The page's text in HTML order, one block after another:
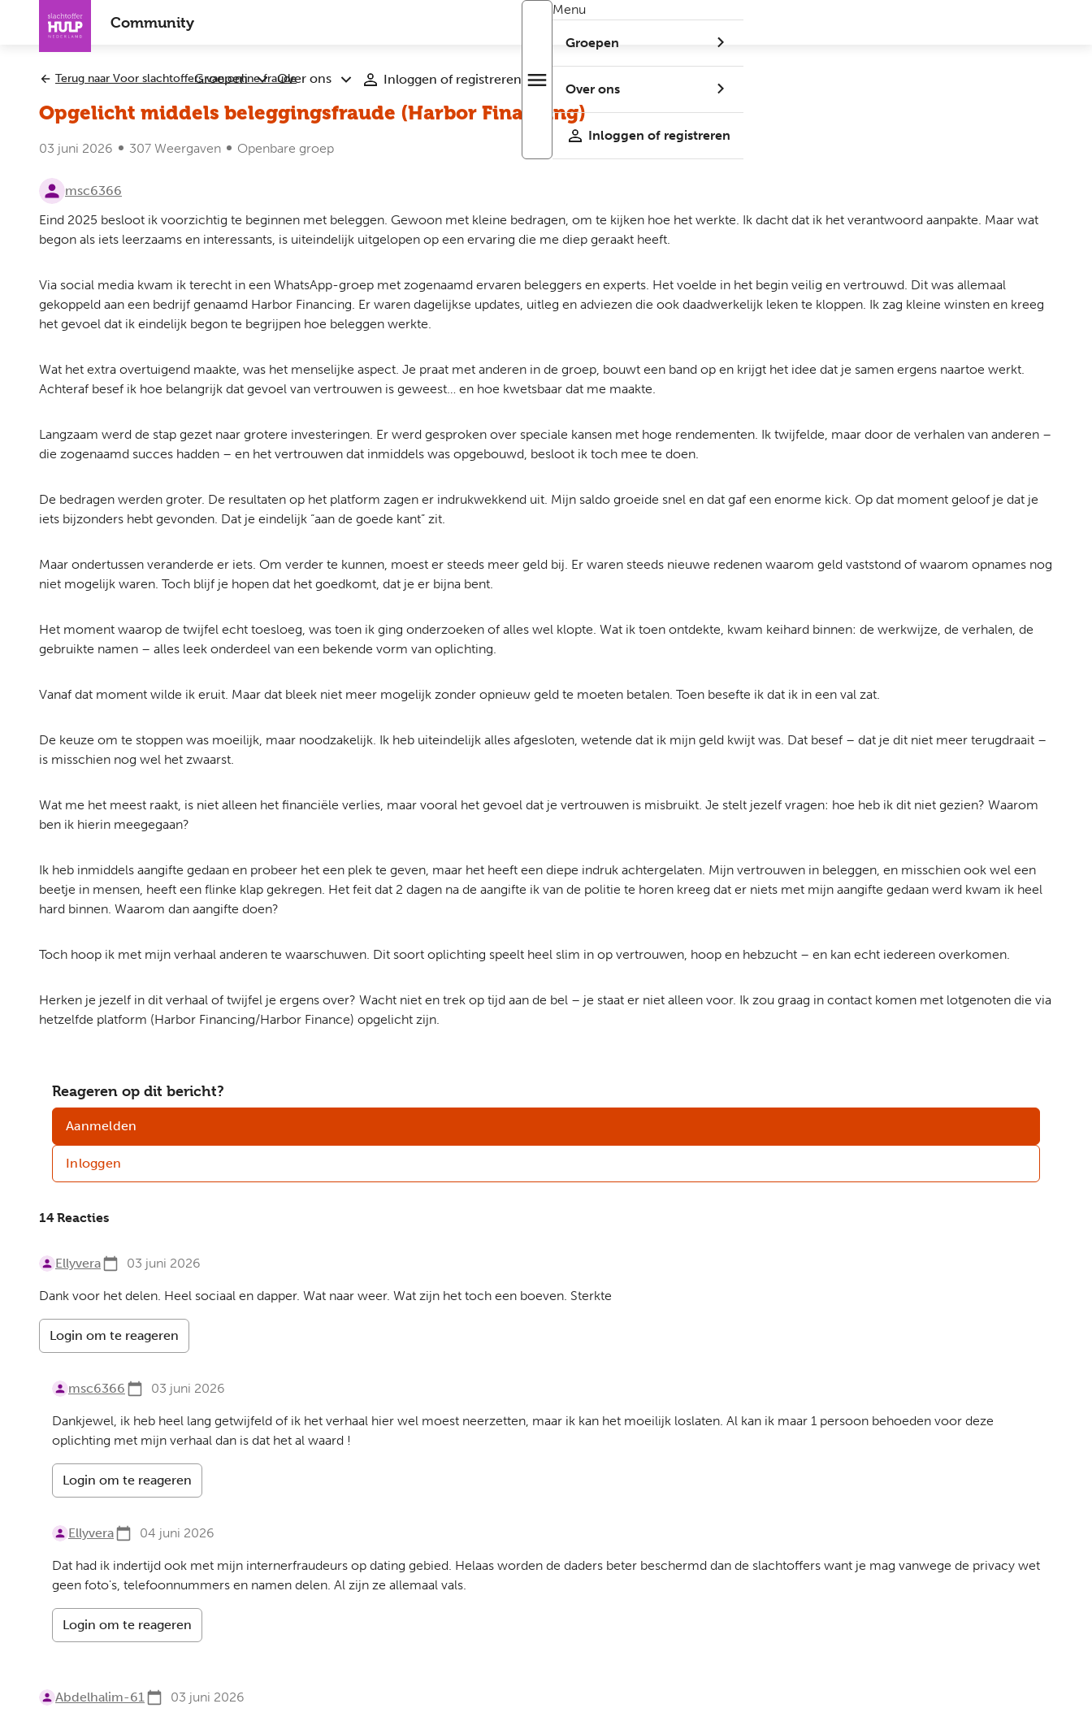
Overslaan
Community
Groepen Submenu
Over ons
Submenu
ons
Inloggen of registreren Open
Menu
Groepen
Groepen
Over ons
Over
Inloggen of registreren
Terug naar Voor slachtoffers van online fraude
Opgelicht middels beleggingsfraude (Harbor Financing)
03 juni 2026 307 Weergaven Openbare groep
msc6366
Eind 2025 besloot ik voorzichtig te beginnen met beleggen. Gewoon met kleine bedragen, om te kijken hoe het werkte. Ik dacht dat ik het verantwoord aanpakte. Maar wat
begon als iets leerzaams en interessants, is uiteindelijk uitgelopen op een ervaring die me diep geraakt heeft.
Via social media kwam ik terecht in een WhatsApp-groep met zogenaamd ervaren beleggers en experts. Het voelde in het begin veilig en vertrouwd. Dit was allemaal
gekoppeld aan een bedrijf genaamd Harbor Financing. Er waren dagelijkse updates, uitleg en adviezen die ook daadwerkelijk leken te kloppen. Ik zag kleine winsten en kreeg
het gevoel dat ik eindelijk begon te begrijpen hoe beleggen werkte.
Wat het extra overtuigend maakte, was het menselijke aspect. Je praat met anderen in de groep, bouwt een band op en krijgt het idee dat je samen ergens naartoe werkt.
Achteraf besef ik hoe belangrijk dat gevoel van vertrouwen is geweest… en hoe kwetsbaar dat me maakte.
Langzaam werd de stap gezet naar grotere investeringen. Er werd gesproken over speciale kansen met hoge rendementen. Ik twijfelde, maar door de verhalen van anderen –
die zogenaamd succes hadden – en het vertrouwen dat inmiddels was opgebouwd, besloot ik toch mee te doen.
De bedragen werden groter. De resultaten op het platform zagen er indrukwekkend uit. Mijn saldo groeide snel en dat gaf een enorme kick. Op dat moment geloof je dat je
iets bijzonders hebt gevonden. Dat je eindelijk “aan de goede kant” zit.
Maar ondertussen veranderde er iets. Om verder te kunnen, moest er steeds meer geld bij. Er waren steeds nieuwe redenen waarom geld vaststond of waarom opnames nog
niet mogelijk waren. Toch blijf je hopen dat het goedkomt, dat je er bijna bent.
Het moment waarop de twijfel echt toesloeg, was toen ik ging onderzoeken of alles wel klopte. Wat ik toen ontdekte, kwam keihard binnen: de werkwijze, de verhalen, de
gebruikte namen – alles leek onderdeel van een bekende vorm van oplichting.
Vanaf dat moment wilde ik eruit. Maar dat bleek niet meer mogelijk zonder opnieuw geld te moeten betalen. Toen besefte ik dat ik in een val zat.
De keuze om te stoppen was moeilijk, maar noodzakelijk. Ik heb uiteindelijk alles afgesloten, wetende dat ik mijn geld kwijt was. Dat besef – dat je dit niet meer terugdraait –
is misschien nog wel het zwaarst.
Wat me het meest raakt, is niet alleen het financiële verlies, maar vooral het gevoel dat je vertrouwen is misbruikt. Je stelt jezelf vragen: hoe heb ik dit niet gezien? Waarom
ben ik hierin meegegaan?
Ik heb inmiddels aangifte gedaan en probeer het een plek te geven, maar het heeft een diepe indruk achtergelaten. Mijn vertrouwen in beleggen, en misschien ook wel een
beetje in mensen, heeft een flinke klap gekregen. Het feit dat 2 dagen na de aangifte ik van de politie te horen kreeg dat er niets met mijn aangifte gedaan werd kwam ik heel
hard binnen. Waarom dan aangifte doen?
Toch hoop ik met mijn verhaal anderen te waarschuwen. Dit soort oplichting speelt heel slim in op vertrouwen, hoop en hebzucht – en kan echt iedereen overkomen.
Herken je jezelf in dit verhaal of twijfel je ergens over? Wacht niet en trek op tijd aan de bel – je staat er niet alleen voor. Ik zou graag in contact komen met lotgenoten die via
hetzelfde platform (Harbor Financing/Harbor Finance) opgelicht zijn.
Reageren op dit bericht?
Aanmelden
Inloggen
14 Reacties
Ellyvera 03 juni 2026
Dank voor het delen. Heel sociaal en dapper. Wat naar weer. Wat zijn het toch een boeven. Sterkte
Login om te reageren
msc6366 03 juni 2026
Dankjewel, ik heb heel lang getwijfeld of ik het verhaal hier wel moest neerzetten, maar ik kan het moeilijk loslaten. Al kan ik maar 1 persoon behoeden voor deze
oplichting met mijn verhaal dan is dat het al waard !
Login om te reageren
Ellyvera 04 juni 2026
Dat had ik indertijd ook met mijn internerfraudeurs op dating gebied. Helaas worden de daders beter beschermd dan de slachtoffers want je mag vanwege de privacy wet
geen foto's, telefoonnummers en namen delen. Al zijn ze allemaal vals.
Login om te reageren
Abdelhalim-61 03 juni 2026